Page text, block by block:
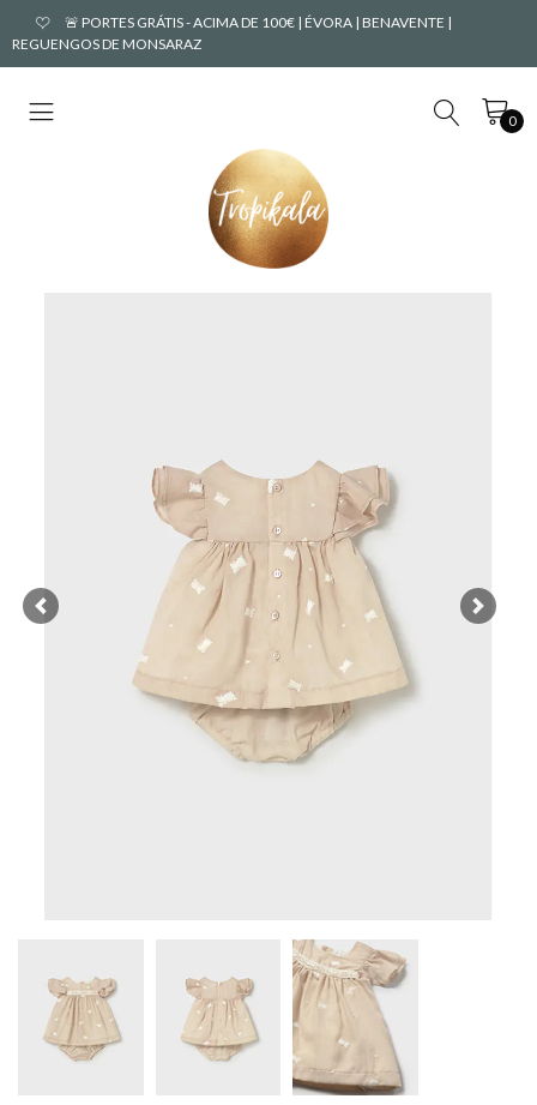
🚨 PORTES GRÁTIS - ACIMA DE 100€ | ÉVORA | BENAVENTE |
REGUENGOS DE MONSARAZ
0
Previous Next